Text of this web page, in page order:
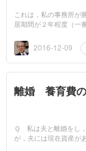
これは，私の事務所が
居期間が２年程度（一
控訴審では，別...
2016-12-09
離婚 養育費
Ｑ 私は夫と離婚をし
が，夫には現在資産が